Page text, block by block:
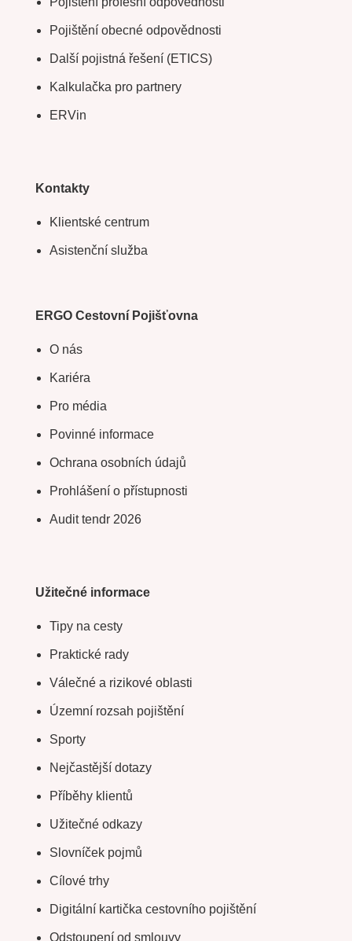
Pojištění obecné odpovědnosti
Další pojistná řešení (ETICS)
Kalkulačka pro partnery
ERVin
Kontakty
Klientské centrum
Asistenční služba
ERGO Cestovní Pojišťovna
O nás
Kariéra
Pro média
Povinné informace
Ochrana osobních údajů
Prohlášení o přístupnosti
Audit tendr 2026
Užitečné informace
Tipy na cesty
Praktické rady
Válečné a rizikové oblasti
Územní rozsah pojištění
Sporty
Nejčastější dotazy
Příběhy klientů
Užitečné odkazy
Slovníček pojmů
Cílové trhy
Digitální kartička cestovního pojištění
Odstoupení od smlouvy